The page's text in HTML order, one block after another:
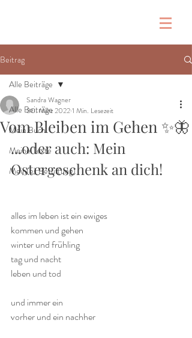
Beitrag
Alle Beiträge
Mein Buch
Meine Texte
Mein(e) Beruf(ung)
Alle Beiträge
Vom Bleiben im Gehen ✨️🦋
Sandra Wagner
30. März 20221 Min. Lesezeit
...oder auch: Mein
Ostergeschenk an dich!
alles im leben ist ein ewiges
kommen und gehen
winter und frühling
tag und nacht
leben und tod
und immer ein
vorher und ein nachher